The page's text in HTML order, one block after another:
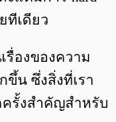
ทีเดียว
รื่องของความ
น ซึ่งสิ่งที่เรา
ครั้งสำคัญสำหรับ